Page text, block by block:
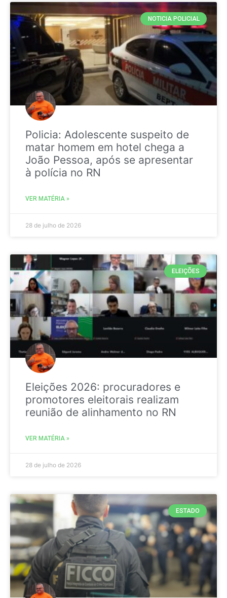
NOTICIA POLICIAL
Policia: Adolescente suspeito de
matar homem em hotel chega a
João Pessoa, após se apresentar
à polícia no RN
VER MATÉRIA »
28 de julho de 2026
ELEIÇÕES
Eleições 2026: procuradores e
promotores eleitorais realizam
reunião de alinhamento no RN
VER MATÉRIA »
28 de julho de 2026
ESTADO